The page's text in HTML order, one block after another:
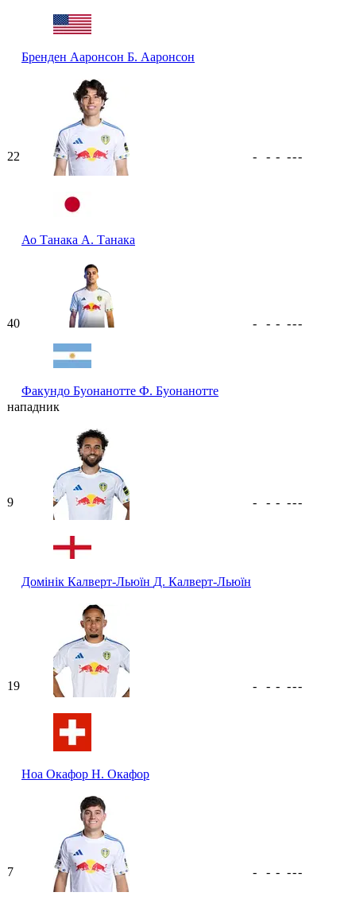
Бренден Ааронсон Б. Ааронсон
22
Ао Танака А. Танака
- - - ---
40
Факундо Буонанотте Ф. Буонанотте
- - - ---
нападник
9
Домінік Калверт-Льюїн Д. Калверт-Льюїн
- - - ---
19
Ноа Окафор Н. Окафор
- - - ---
7 - - - ---